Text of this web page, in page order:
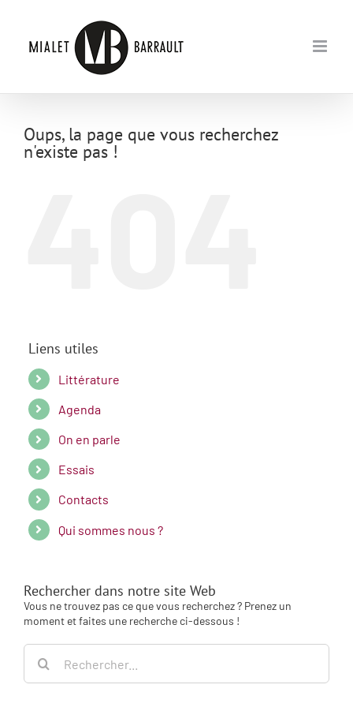
Oups, la page que vous recherchez
n'existe pas !
Liens utiles
Littérature
Agenda
On en parle
Essais
Contacts
Qui sommes nous ?
Rechercher dans notre site Web
Vous ne trouvez pas ce que vous recherchez ? Prenez un
moment et faites une recherche ci-dessous !
Rechercher: